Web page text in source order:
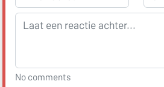
No comments